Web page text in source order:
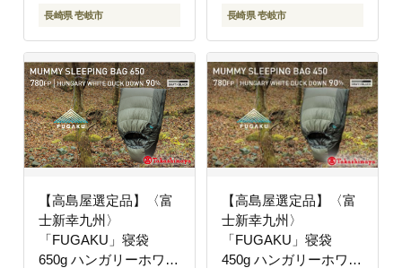
長崎県 壱岐市 長崎県 壱岐市
【高島屋選定品】〈富
士新幸九州〉
「FUGAKU」寝袋
650g ハンガリーホワイ
【高島屋選定品】〈富
士新幸九州〉
「FUGAKU」寝袋
450g ハンガリーホワイ